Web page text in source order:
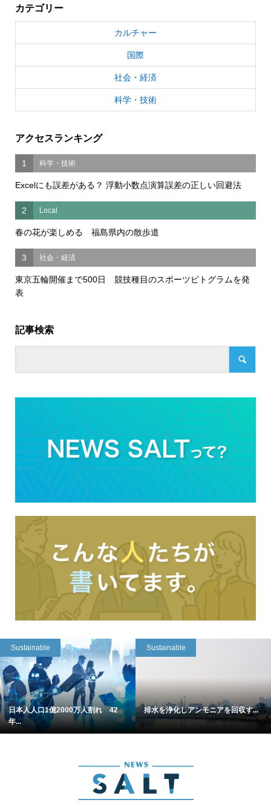
カテゴリー
カルチャー
国際
社会・経済
科学・技術
アクセスランキング
1 科学・技術
Excelにも誤差がある？ 浮動小数点演算誤差の正しい回避法
2 Local
春の花が楽しめる 福島県内の散歩道
3 社会・経済
東京五輪開催まで500日 競技種目のスポーツピトグラムを発
表
記事検索
Sustainable
日本人人口1億2000万人割れ 42
年...
Sustainable
排水を浄化しアンモニアを回収す...